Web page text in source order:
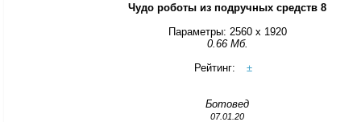
Чудо роботы из подручных средств 8
Параметры: 2560 x 1920
0.66 Мб.
Рейтинг:
±
Ботовед
07.01.20